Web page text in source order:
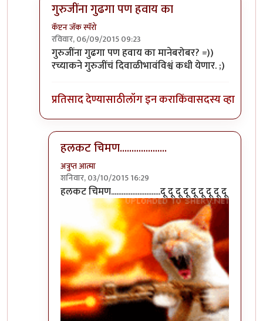
गुरुजींना गुढगा पण हवाय का
कॅप्टन जॅक स्पॅरो
रविवार, 06/09/2015 09:23
In reply toफक्त मान मिळेल बर हो गुर्जी. by
गुरुजींना गुढगा पण हवाय का मानेबरोबर? =))
रच्याकने गुरुजींचं दिवाळीभावंविश्वं कधी येणार. ;)
प्रतिसाद देण्यासाठीलॉग इन कराकिंवासदस्य व्हा
हलकट चिमण....................
अत्रुप्त आत्मा
शनिवार, 03/10/2015 16:29
In reply toगुरुजींना गुढगा पण हवाय काbyकॅप्टन जॅक
हलकट चिमण............................दू दू दू दू दू दू दू दू दू